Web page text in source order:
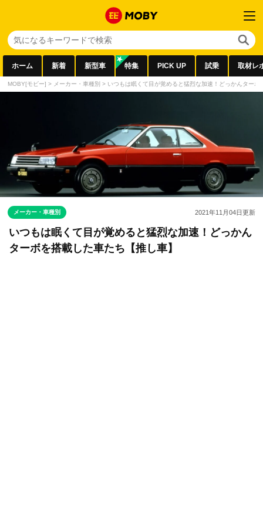
ホーム 新着 新型車 特集 PICK UP 試乗 取材レ
MOBY[モビー] > メーカー・車種別 > いつもは眠くて目が覚めると猛烈な加速！どっかんターボ
メーカー・車種別 2021年11月04日更新
いつもは眠くて目が覚めると猛烈な加速！どっかん
ターボを搭載した車たち【推し車】